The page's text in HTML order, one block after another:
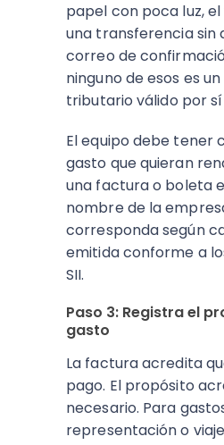
papel con poca luz,
una transferencia sin
correo de
ninguno de esos es
tributario válido por sí
El equipo debe tener
gasto que quieran
una factura o boleta
nombre de la
corresponda según
emitida conforme a
SII.
Paso 3: Registra el
gasto
La factura acredita
pago. El propósito
necesario. Para
representación o